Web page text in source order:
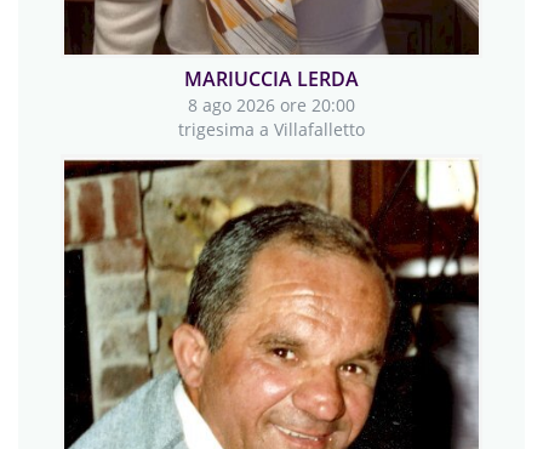
MARIUCCIA LERDA
8 ago 2026 ore 20:00
trigesima a Villafalletto